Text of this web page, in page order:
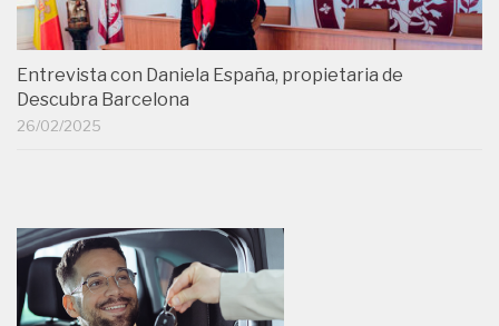
Entrevista con Daniela España, propietaria de
Descubra Barcelona
26/02/2025